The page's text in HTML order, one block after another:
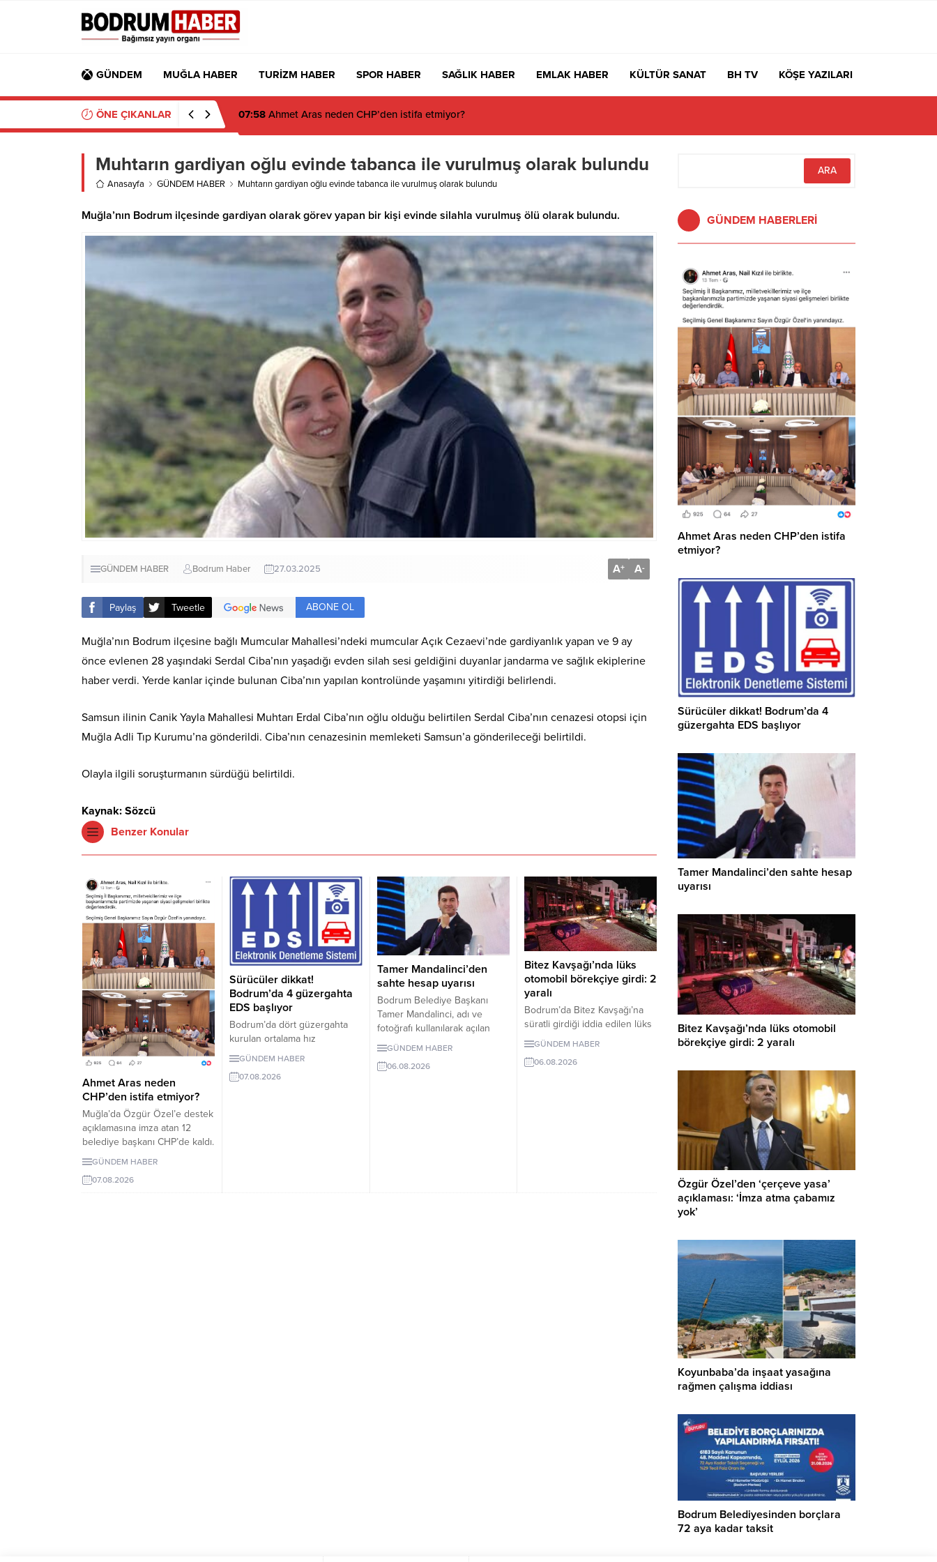
GÜNDEM MUĞLA HABER TURİZM HABER SPOR HABER SAĞLIK HABER EMLAK HABER KÜLTÜR SANAT BH TV KÖŞE YAZILARI
ÖNE ÇIKANLAR 07:26 Muğla’da 2 Milyon 280 Bin TL’lik Akü Hırsızlığı Zanlısı Yakalandı
Muhtarın gardiyan oğlu evinde tabanca ile vurulmuş olarak bulundu
Anasayfa GÜNDEM HABER Muhtarın gardiyan oğlu evinde tabanca ile vurulmuş olarak bulundu
Muğla’nın Bodrum ilçesinde gardiyan olarak görev yapan bir kişi evinde silahla vurulmuş ölü olarak bulundu.
GÜNDEM HABER Bodrum Haber 27.03.2025 A+ A-
Paylaş Tweetle ABONE OL
Muğla’nın Bodrum ilçesine bağlı Mumcular Mahallesi’ndeki mumcular Açık Cezaevi’nde gardiyanlık yapan ve 9 ay
önce evlenen 28 yaşındaki Serdal Ciba’nın yaşadığı evden silah sesi geldiğini duyanlar jandarma ve sağlık ekiplerine
haber verdi. Yerde kanlar içinde bulunan Ciba’nın yapılan kontrolünde yaşamını yitirdiği belirlendi.
Samsun ilinin Canik Yayla Mahallesi Muhtarı Erdal Ciba’nın oğlu olduğu belirtilen Serdal Ciba’nın cenazesi otopsi için
Muğla Adli Tıp Kurumu’na gönderildi. Ciba’nın cenazesinin memleketi Samsun’a gönderileceği belirtildi.
Olayla ilgili soruşturmanın sürdüğü belirtildi.
Kaynak: Sözcü
Benzer Konular
Ahmet Aras neden
CHP’den istifa etmiyor?
Muğla’da Özgür Özel’e destek
açıklamasına imza atan 12
belediye başkanı CHP’de kaldı.
Milletvekilleri Yeni Parti’ye
başkanlarının tutumu ve CHP
GÜNDEM HABER
07.08.2026
Sürücüler dikkat!
Bodrum’da 4 güzergahta
EDS başlıyor
Bodrum’da dört güzergahta
kurulan ortalama hız
denetleme sistemi, 10 Ağustos
girecek. İşte EDS uygulanacak
GÜNDEM HABER
07.08.2026
Tamer Mandalinci’den
sahte hesap uyarısı
Bodrum Belediye Başkanı
Tamer Mandalinci, adı ve
fotoğrafı kullanılarak açılan
sahte sosyal medya
bulundu. Mandalinci, tek resmî
GÜNDEM HABER
06.08.2026
Bitez Kavşağı’nda lüks
otomobil börekçiye girdi: 2
yaralı
Bodrum’da Bitez Kavşağı’na
süratli girdiği iddia edilen lüks
otomobil börekçiye girdi.
yaralandı.
GÜNDEM HABER
06.08.2026
GÜNDEM HABERLERİ
Ahmet Aras neden CHP’den istifa
etmiyor?
Sürücüler dikkat! Bodrum’da 4
güzergahta EDS başlıyor
Tamer Mandalinci’den sahte hesap
uyarısı
Bitez Kavşağı’nda lüks otomobil
börekçiye girdi: 2 yaralı
Özgür Özel’den ‘çerçeve yasa’
açıklaması: ‘İmza atma çabamız
yok’
Koyunbaba’da inşaat yasağına
rağmen çalışma iddiası
Bodrum Belediyesinden borçlara
72 aya kadar taksit